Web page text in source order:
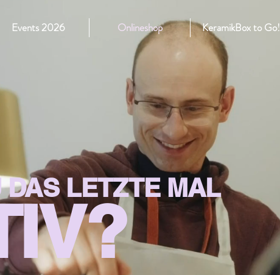
Events 2026 Onlineshop KeramikBox to Go!
DAS LETZTE MAL